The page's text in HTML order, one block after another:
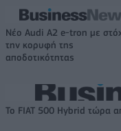
Νέο Audi A2 e-tron με
την κορυφή της
αποδοτικότητας
Το FIAT 500 Hybrid τώρα